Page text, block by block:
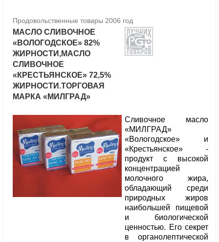
Продовольственные товары 2006 год
МАСЛО СЛИВОЧНОЕ
«ВОЛОГОДСКОЕ» 82%
ЖИРНОСТИ,МАСЛО
СЛИВОЧНОЕ
«КРЕСТЬЯНСКОЕ» 72,5%
ЖИРНОСТИ.ТОРГОВАЯ
МАРКА «МИЛГРАД»
Сливочное масло
«МИЛГРАД»
«Вологодское» и
«Крестьянское» -
продукт с высокой
концентрацией
молочного жира,
обладающий среди
природных жиров
наибольшей пищевой
и биологической
ценностью. Его секрет
в органолептической